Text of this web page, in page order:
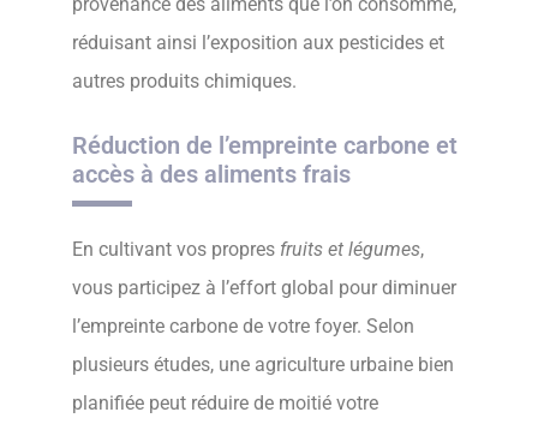
provenance des aliments que l’on consomme,
réduisant ainsi l’exposition aux pesticides et
autres produits chimiques.
Réduction de l’empreinte carbone et
accès à des aliments frais
En cultivant vos propres fruits et légumes,
vous participez à l’effort global pour diminuer
l’empreinte carbone de votre foyer. Selon
plusieurs études, une agriculture urbaine bien
planifiée peut réduire de moitié votre